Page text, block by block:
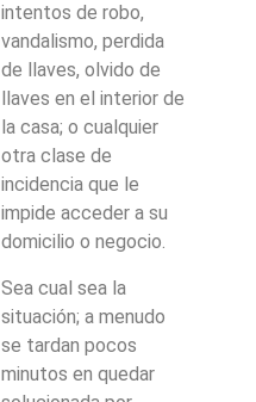
intentos de robo,
vandalismo, perdida
de llaves, olvido de
llaves en el interior de
la casa; o cualquier
otra clase de
incidencia que le
impide acceder a su
domicilio o negocio.
Sea cual sea la
situación; a menudo
se tardan pocos
minutos en quedar